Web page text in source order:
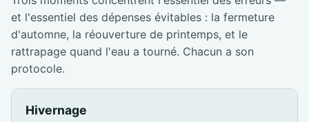
et l'essentiel des dépenses évitables : la fermeture
d'automne, la réouverture de printemps, et le
rattrapage quand l'eau a tourné. Chacun a son
protocole.
Hivernage